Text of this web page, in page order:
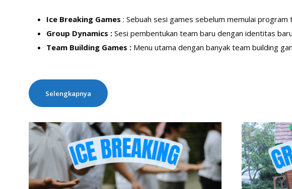
Ice Breaking Games : Sebuah sesi games sebelum memulai program
Group Dynamics : Sesi pembentukan team baru dengan identitas
Team Building Games : Menu utama dengan banyak team building
Selengkapnya